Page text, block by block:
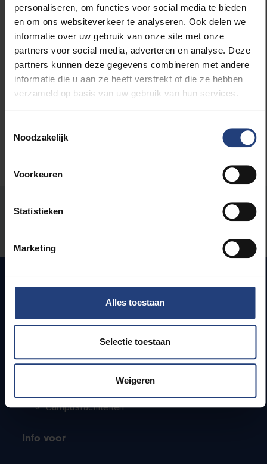
personaliseren, om functies voor social media te bieden
en om ons websiteverkeer te analyseren. Ook delen we
informatie over uw gebruik van onze site met onze
partners voor social media, adverteren en analyse. Deze
partners kunnen deze gegevens combineren met andere
informatie die u aan ze heeft verstrekt of die ze hebben
verzameld op basis van uw gebruik van hun services.
Noodzakelijk
Voorkeuren
Statistieken
Marketing
Alles toestaan
Selectie toestaan
Weigeren
Lees meer over:
Maatschappij en engagement
Lesroosters
Campusfaciliteiten
Info voor